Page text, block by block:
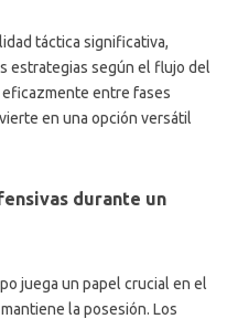
táctica significativa,
estrategias según el flujo del
entre fases
en una opción versátil
durante un
juega un papel crucial en el
la posesión. Los